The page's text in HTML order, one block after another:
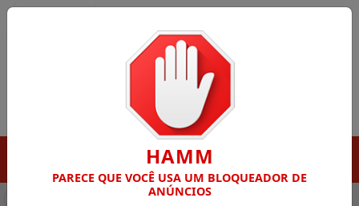
DESTAQUE EM PORTO GRANDE COM ATUAÇÃO VOLTADA
HAMM
PARECE QUE VOCÊ USA UM BLOQUEADOR DE
ANÚNCIOS